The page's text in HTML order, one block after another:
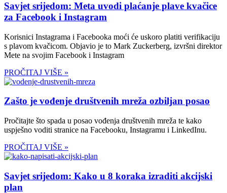
Savjet srijedom: Meta uvodi plaćanje plave kvačice
za Facebook i Instagram
Korisnici Instagrama i Facebooka moći će uskoro platiti verifikaciju
s plavom kvačicom. Objavio je to Mark Zuckerberg, izvršni direktor
Mete na svojim Facebook i Instagram
PROČITAJ VIŠE »
Zašto je vođenje društvenih mreža ozbiljan posao
Pročitajte što spada u posao vođenja društvenih mreža te kako
uspješno voditi stranice na Facebooku, Instagramu i LinkedInu.
PROČITAJ VIŠE »
Savjet srijedom: Kako u 8 koraka izraditi akcijski
plan